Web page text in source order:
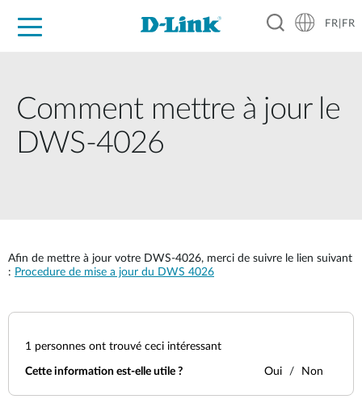
FR|FR
Comment mettre à jour le
DWS-4026
Afin de mettre à jour votre DWS-4026, merci de suivre le lien suivant
: Procedure de mise a jour du DWS 4026
1 personnes ont trouvé ceci intéressant
Cette information est-elle utile ? Oui Non